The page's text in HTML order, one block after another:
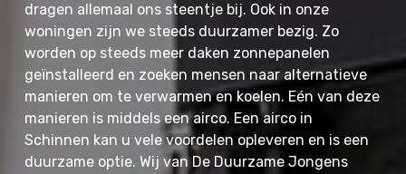
dragen allemaal ons steentje bij. Ook in onze
woningen zijn we steeds duurzamer bezig. Zo
worden op steeds meer daken zonnepanelen
geïnstalleerd en zoeken mensen naar alternatieve
manieren om te verwarmen en koelen. Eén van deze
manieren is middels een airco. Een airco in
Schinnen kan u vele voordelen opleveren en is een
duurzame optie. Wij van De Duurzame Jongens